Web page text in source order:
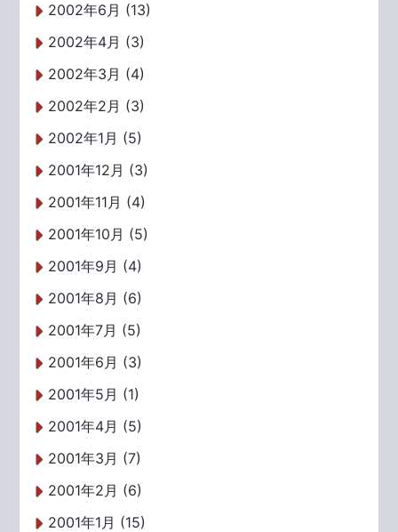
2002年6月 (13)
2002年4月 (3)
2002年3月 (4)
2002年2月 (3)
2002年1月 (5)
2001年12月 (3)
2001年11月 (4)
2001年10月 (5)
2001年9月 (4)
2001年8月 (6)
2001年7月 (5)
2001年6月 (3)
2001年5月 (1)
2001年4月 (5)
2001年3月 (7)
2001年2月 (6)
2001年1月 (15)